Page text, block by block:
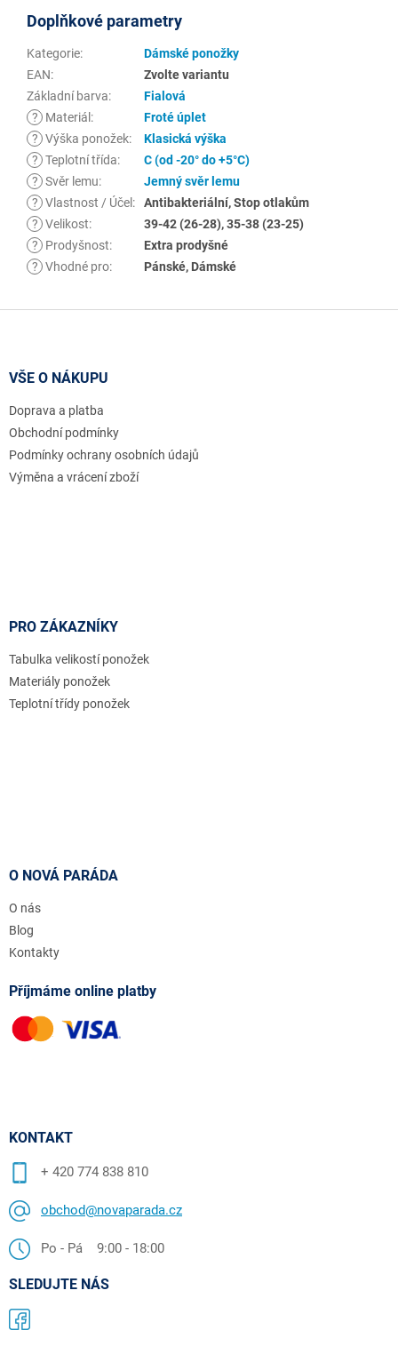
Doplňkové parametry
Kategorie:
Dámské ponožky
EAN:
Zvolte variantu
Základní barva:
Fialová
?
Materiál :
Froté úplet
? Výška ponožek:
Klasická výška
? Teplotní třída:
C (od -20° do +5°C)
? Svěr lemu:
Jemný svěr lemu
? Vlastnost / Účel :
Antibakteriální, Stop otlakům
? Velikost:
39-42 (26-28), 35-38 (23-25)
?
Prodyšnost:
Extra prodyšné
? Vhodné pro: Pánské, Dámské
VŠE O NÁKUPU
Doprava a platba
Obchodní podmínky
Podmínky ochrany osobních údajů
Výměna a vrácení zboží
PRO ZÁKAZNÍKY
Tabulka velikostí ponožek
Materiály ponožek
Teplotní třídy ponožek
O NOVÁ PARÁDA
O nás
Blog
Kontakty
Příjmáme online platby
KONTAKT
+ 420 774 838 810
obchod@novaparada.cz
Po - Pá 9:00 - 18:00
SLEDUJTE NÁS